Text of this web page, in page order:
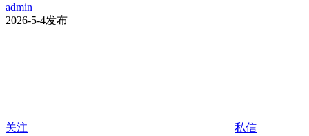
admin
2026-5-4发布
关注 私信